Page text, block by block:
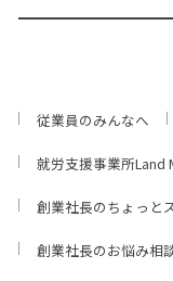
従業員のみんなへ
就労支援事業所Land
創業社長のちょっと
創業社長のお悩み相